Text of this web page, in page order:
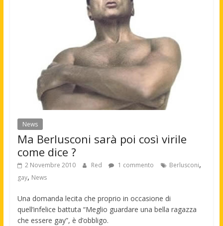
News
Ma Berlusconi sarà poi così virile
come dice ?
2 Novembre 2010 Red 1 commento Berlusconi,
gay, News
Una domanda lecita che proprio in occasione di
quell’infelice battuta “Meglio guardare una bella ragazza
che essere gay”, è d’obbligo.